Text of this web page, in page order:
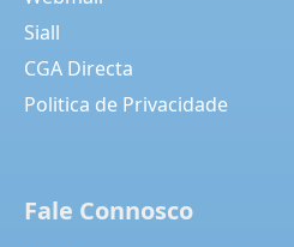
Siall
CGA Directa
Politica de Privacidade
Fale Connosco